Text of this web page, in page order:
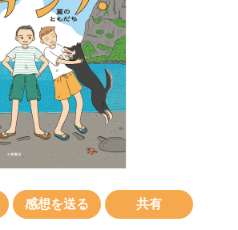
感想を送る 共有